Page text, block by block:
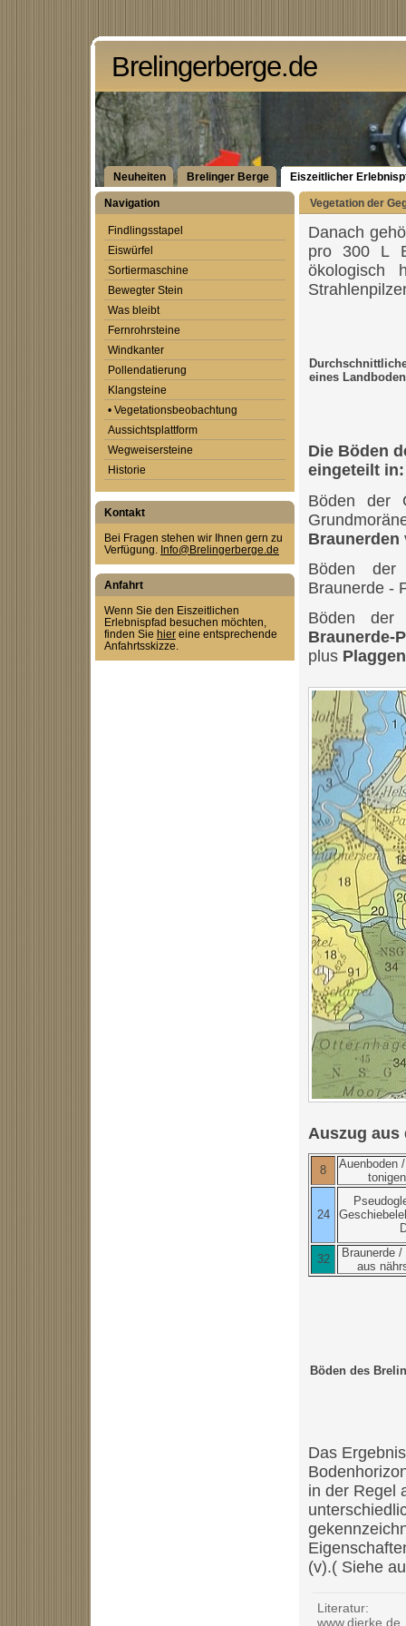
Brelingerberge.de
Neuheiten Brelinger Berge Eiszeitlicher
Vegetation der
Danach
pro 300 L
ökologisch
eines
Die Böden
eingeteilt in:
Böden der
Braunerden
Böden der
Braunerde -
Böden der
Braunerde-
plus
Auszug aus
8
Auenboden
24
32
Braunerde
aus
Böden des
Das
in der Regel
(v).( Siehe
Literatur:
www.dierke.de
Navigation
Findlingsstapel
Eiswürfel
Sortiermaschine
Bewegter Stein
Was bleibt
Fernrohrsteine
Windkanter
Pollendatierung
Klangsteine
• Vegetationsbeobachtung
Aussichtsplattform
Wegweisersteine
Historie
Kontakt
Bei Fragen stehen wir Ihnen gern zu
Verfügung. Info@Brelingerberge.de
Anfahrt
Wenn Sie den Eiszeitlichen
Erlebnispfad besuchen möchten,
finden Sie hier eine entsprechende
Anfahrtsskizze.